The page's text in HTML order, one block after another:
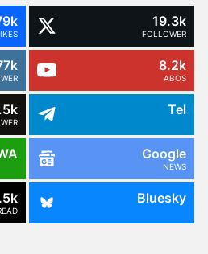
19.3k
FOLLOWER
8.2k
ABOS
Tel
Google
NEWS
Bluesky